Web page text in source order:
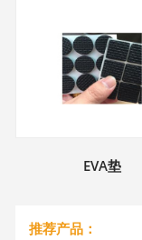
EVA垫
推荐产品：